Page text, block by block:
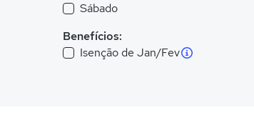
Sábado
Benefícios:
Isenção de Jan/Fev